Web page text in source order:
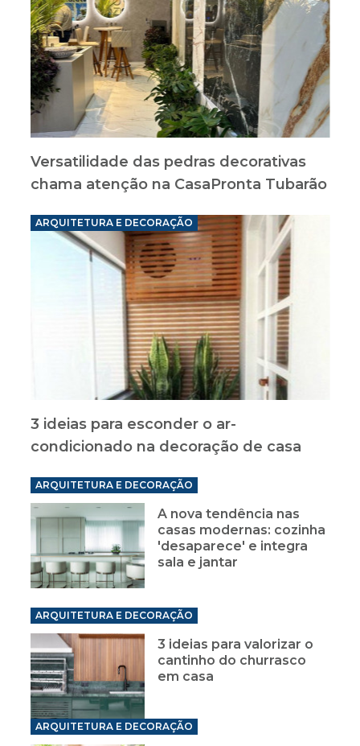
Versatilidade das pedras decorativas
chama atenção na CasaPronta Tubarão
ARQUITETURA E DECORAÇÃO
3 ideias para esconder o ar-
condicionado na decoração de casa
ARQUITETURA E DECORAÇÃO
A nova tendência nas
casas modernas: cozinha
'desaparece' e integra
sala e jantar
ARQUITETURA E DECORAÇÃO
3 ideias para valorizar o
cantinho do churrasco
em casa
ARQUITETURA E DECORAÇÃO